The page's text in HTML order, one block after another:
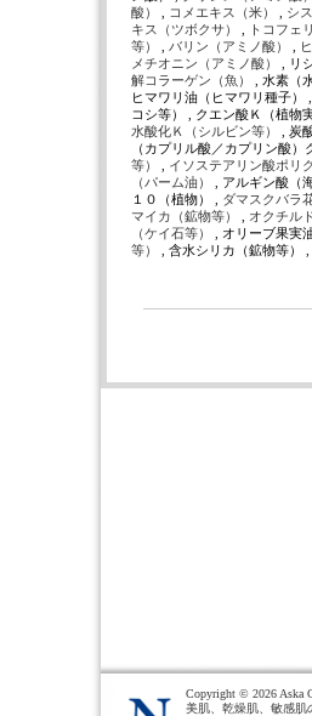
酸）
コメエキス（米） シ
キス（ツボクサ）
トコフェ
等）
バリン（アミノ酸）
メチオニン（アミノ酸）
, リ
解コラーゲン（魚）
, 水素（
ヒマワリ油（ヒマワリ種子）
コシ等） , クエン酸Ｋ（植物
水酸化Ｋ（シルビン等）
, 炭
（カプリル酸／カプリン酸）
等）
イソステアリン酸ポリ
（パーム油）
, アルギン酸（
１０（植物） ,
ダマスクバラ
マイカ（鉱物等）
オクチル
（ケイ石等）
, オリーブ果
等）
, 含水シリカ（鉱物等） ,
Copyright © 2026 Aska
美肌、乾燥肌、敏感肌